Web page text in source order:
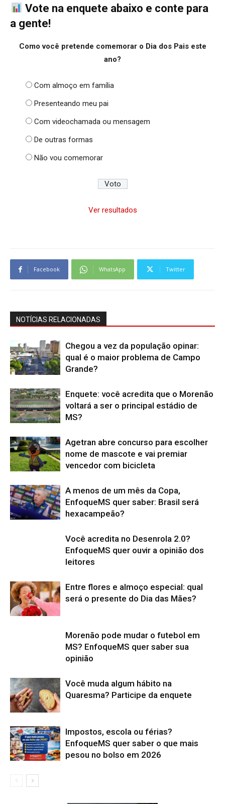
Vote na enquete abaixo e conte para
a gente!
Como você pretende comemorar o Dia dos Pais este
ano?
Com almoço em família
Presenteando meu pai
Com videochamada ou mensagem
De outras formas
Não vou comemorar
Ver resultados
Facebook WhatsApp Twitter
NOTÍCIAS RELACIONADAS
Chegou a vez da população opinar:
qual é o maior problema de Campo
Grande?
Enquete: você acredita que o Morenão
voltará a ser o principal estádio de
MS?
Agetran abre concurso para escolher
nome de mascote e vai premiar
vencedor com bicicleta
A menos de um mês da Copa,
EnfoqueMS quer saber: Brasil será
hexacampeão?
Você acredita no Desenrola 2.0?
EnfoqueMS quer ouvir a opinião dos
leitores
Entre flores e almoço especial: qual
será o presente do Dia das Mães?
Morenão pode mudar o futebol em
MS? EnfoqueMS quer saber sua
opinião
Você muda algum hábito na
Quaresma? Participe da enquete
Impostos, escola ou férias?
EnfoqueMS quer saber o que mais
pesou no bolso em 2026